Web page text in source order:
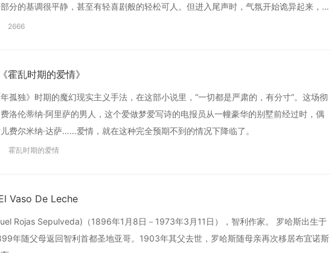
分的基调很平静，甚至有轻喜剧般的轻松可人。但进入尾声时，气氛开始诡异起来，有
2666
霍乱时期的爱情》
孤独》时期的魔幻现实主义手法，在这部小说里，“一切都是严肃的，有分寸”。这场彻
洛伦蒂纳·阿里萨的男人，这个爱做梦爱写诗的电报员从一幢豪华的别墅前经过时，偶
费尔米纳·达萨……爱情，就在这种完全预期不到的情况下降临了。
霍乱时期的爱情
Vaso De Leche
Rojas Sepulveda)（1896年1月8日－1973年3月11日），智利作家。 罗哈斯出生于
年随父母返回智利首都圣地亚哥。1903年其父去世，罗哈斯随母亲再次移居布宜诺斯